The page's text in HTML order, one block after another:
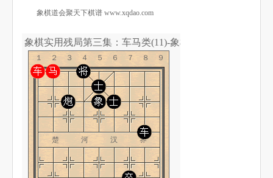
象棋道会聚天下棋谱 www.xqdao.com
象棋实用残局第三集：车马类(11)-象棋道
１２３４５６７８９
楚 河 汉 界